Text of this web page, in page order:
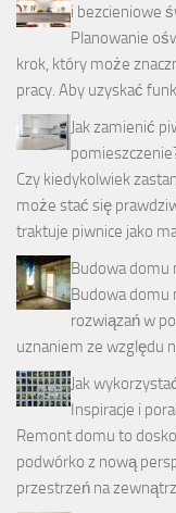
i bezcieniowe
Planowanie
krok, który może
pracy. Aby uzyskać
Jak zamienić
Czy kiedykolwiek
może stać się
traktuje piwnice jako
Budowa domu
Budowa domu
rozwiązań w
uznaniem ze względu
Jak
Inspiracje i
Remont domu to
podwórko z nową
przestrzeń na